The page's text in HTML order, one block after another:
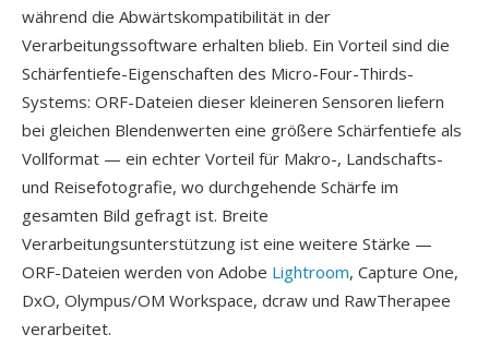
während die Abwärtskompatibilität in der
Verarbeitungssoftware erhalten blieb. Ein Vorteil sind die
Schärfentiefe-Eigenschaften des Micro-Four-Thirds-
Systems: ORF-Dateien dieser kleineren Sensoren liefern
bei gleichen Blendenwerten eine größere Schärfentiefe als
Vollformat — ein echter Vorteil für Makro-, Landschafts-
und Reisefotografie, wo durchgehende Schärfe im
gesamten Bild gefragt ist. Breite
Verarbeitungsunterstützung ist eine weitere Stärke —
ORF-Dateien werden von Adobe Lightroom, Capture One,
DxO, Olympus/OM Workspace, dcraw und RawTherapee
verarbeitet.